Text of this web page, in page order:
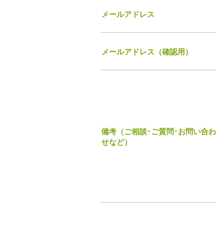
メールアドレス
メールアドレス（確認用）
備考（ご相談･ご質問･お問い合わ
せなど）